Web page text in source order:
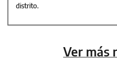
distrito.
Ver más